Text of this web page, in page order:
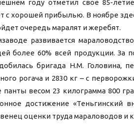
году отметил свое 85-
с хорошей прибылью. В ноябре
очередь маралят и жеребят.
развивается
более 60% всей продукции. За
бригада Н.М. Головина,
рогача и 2830 кг – с
весом 23 килограмма 800
достижение «Теньгинский
оценки труда мараловодов и